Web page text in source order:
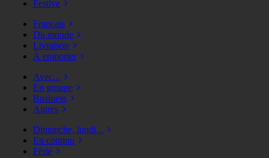
Festive
Français
Du monde
Livraison
À emporter
Avec...
En groupe
Business
Autres
Dimanche, lundi...
En continu
Férié